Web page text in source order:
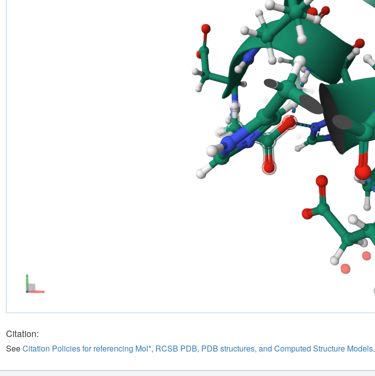
Citation:
SeeCitation Policies for referencing Mol*, RCSB PDB, PDB structures, and Computed Structure Models.